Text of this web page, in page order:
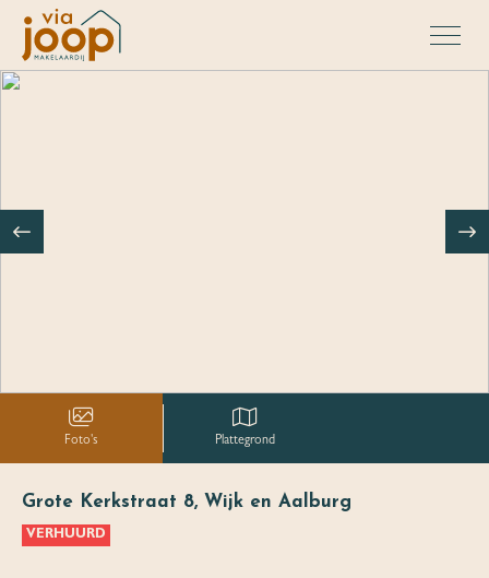
Foto's Plattegrond
Grote Kerkstraat 8, Wijk en Aalburg
VERHUURD